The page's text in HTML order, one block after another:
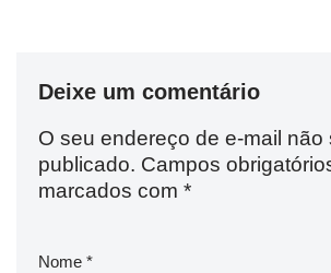
Deixe um comentário
O seu endereço de e-mail não
publicado. Campos
marcados com *
Nome *